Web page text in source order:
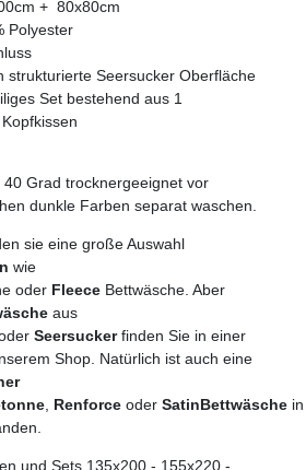
+ 80x80cm
Polyester
strukturierte Seersucker Oberfläche
Set bestehend aus 1
Grad trocknergeeignet vor
dunkle Farben separat waschen.
sie eine große Auswahl
wie
oder Fleece Bettwäsche. Aber
aus
Seersuckerfinden Sie in einer
Shop. Natürlich ist auch eine
Renforce oderSatinBettwäsche in
und Sets 135x200 - 155x220 -